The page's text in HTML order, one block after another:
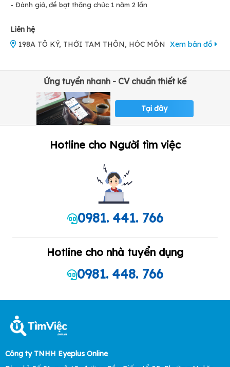
- Đánh giá, đề bạt thăng chức 1 năm 2 lần
Liên hệ
198A TÔ KÝ, THỚI TAM THÔN, HÓC MÔN Xem bản đồ
Ứng tuyển nhanh - CV chuẩn thiết kế
Tại đây
Hotline cho Người tìm việc
0981. 441. 766
Hotline cho nhà tuyển dụng
0981. 448. 766
Công ty TNHH Eyeplus Online